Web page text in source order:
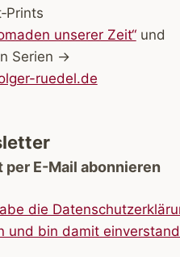
unserer Zeit“und
Serien →
ruedel.de
E-Mail abonnieren
die
und bin damit